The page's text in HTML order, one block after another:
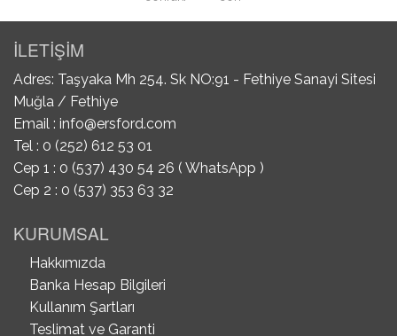
İLETİŞİM
Adres: Taşyaka Mh 254. Sk NO:91 - Fethiye Sanayi Sitesi
Muğla / Fethiye
Email : info@ersford.com
Tel : 0 (252) 612 53 01
Cep 1 : 0 (537) 430 54 26 ( WhatsApp )
Cep 2 : 0 (537) 353 63 32
KURUMSAL
Hakkımızda
Banka Hesap Bilgileri
Kullanım Şartları
Teslimat ve Garanti